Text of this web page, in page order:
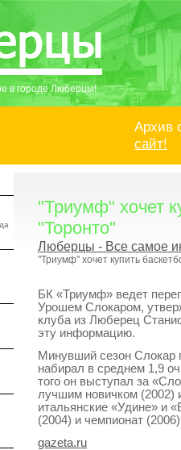
в городе Люберцы!
Архив
сайт!
"Триумф" хочет
"Торонто"
Люберцы - Все самое
"Триумф" хочет купить
БК «Триумф» ведет
Урошем Слокаром,
клуба из Люберец
эту информацию.
Минувший сезон Слокар
набирал в среднем 1,9
того он выступал за
лучшим новичком (2002)
итальянские «Удине» и
(2004) и чемпионат
gazeta.ru